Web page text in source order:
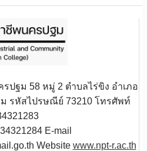
ปฐม 58 หมู่ 2 ตำบลไร่ขิง อำเภอ
รหัสไปรษณีย์ 73210 โทรศัพท์
E-mail
Website www.npt-r.ac.th